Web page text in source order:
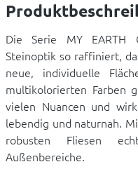
Die Serie MY EARTH
Steinoptik so raffiniert,
neue, individuelle
multikolorierten Farben
vielen Nuancen und
lebendig und naturnah.
robusten Fliesen
Außenbereiche.